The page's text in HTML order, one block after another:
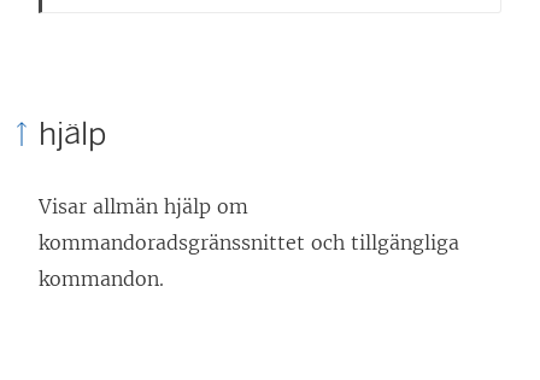
hjälp
Visar allmän hjälp om
kommandoradsgränssnittet och tillgängliga
kommandon.